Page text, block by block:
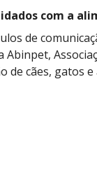
com a
de
de cães, gatos